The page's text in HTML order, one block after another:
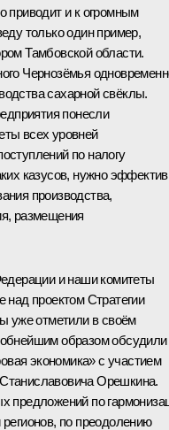
приводит и к огромным
только один пример,
Тамбовской области.
Чернозёмья
сахарной свёклы.
понесли
всех уровней
по налогу
казусов, нужно
производства,
размещения
и наши комитеты
над проектом Стратегии
уже отметили в своём
образом обсудили
экономика» с участием
Орешкина.
предложений по
по преодолению